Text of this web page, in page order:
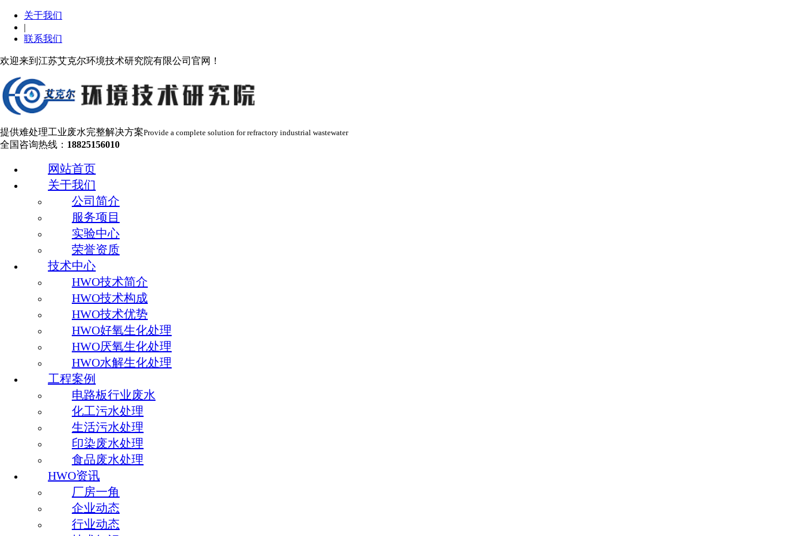
关于我们
|
联系我们
欢迎来到江苏艾克尔环境技术研究院有限公司官网！
提供难处理工业废水完整解决方案Provide a complete solution for refractory industrial wastewater
全国咨询热线： 18825156010
网站首页
关于我们
公司简介
服务项目
实验中心
荣誉资质
技术中心
HWO技术简介
HWO技术构成
HWO技术优势
HWO好氧生化处理
HWO厌氧生化处理
HWO水解生化处理
工程案例
电路板行业废水
化工污水处理
生活污水处理
印染废水处理
食品废水处理
HWO资讯
厂房一角
企业动态
行业动态